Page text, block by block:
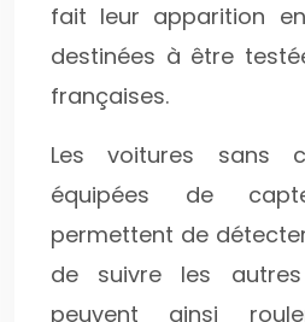
fait leur apparition
destinées à être
françaises.
Les voitures sans
équipées de
permettent de
de suivre les autres
peuvent ainsi